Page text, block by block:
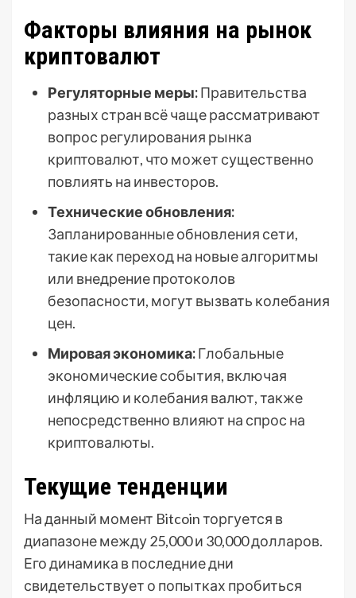
Факторы влияния на рынок
криптовалют
Регуляторные меры:Правительства
разных стран всё чаще рассматривают
вопрос регулирования рынка
криптовалют, что может существенно
повлиять на инвесторов.
Технические обновления:
Запланированные обновления сети,
такие как переход на новые алгоритмы
или внедрение протоколов
безопасности, могут вызвать колебания
цен.
Мировая экономика:Глобальные
экономические события, включая
инфляцию и колебания валют, также
непосредственно влияют на спрос на
криптовалюты.
Текущие тенденции
На данный момент Bitcoin торгуется в
диапазоне между 25,000 и 30,000 долларов.
Его динамика в последние дни
свидетельствует о попытках пробиться